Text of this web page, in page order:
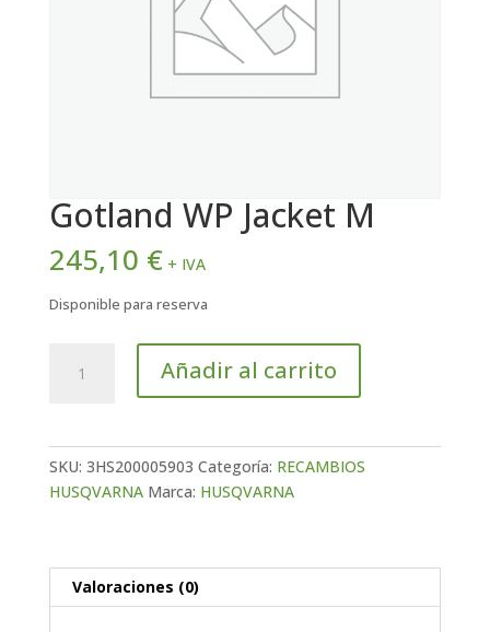
Gotland WP Jacket M
245,10 € + IVA
Disponible para reserva
Añadir al carrito
SKU: 3HS200005903 Categoría: RECAMBIOS
HUSQVARNA Marca: HUSQVARNA
Valoraciones (0)